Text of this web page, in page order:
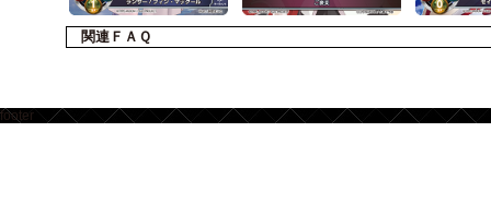
関連ＦＡＱ
footer